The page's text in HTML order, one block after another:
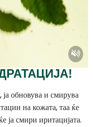
обновува и смирува
на кожата, таа ќе
ја смири иритацијата.